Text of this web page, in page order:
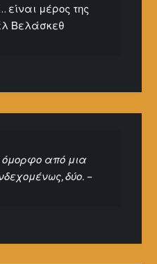
είναι μέρος της
Βελάσκεθ
όμορφο από μια
δύο. –